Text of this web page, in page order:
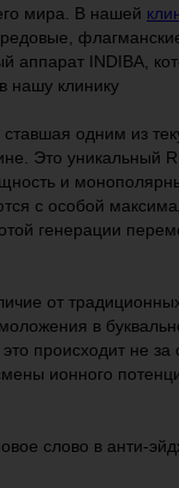
мира. В нашей
аппарат INDIBA,
нашу клинику
одним из
Это уникальный
и
с особой
генерации
от
в
происходит не за
ионного
слово в анти-